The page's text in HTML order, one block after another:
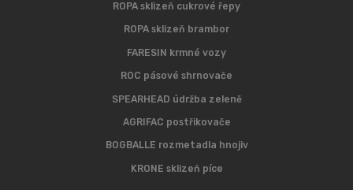
ROPA sklizeň cukrové řepy
ROPA sklizeň brambor
FARESIN krmné vozy
ROC pásové shrnovače
SPEARHEAD údržba zeleně
AGRIFAC postřikovače
BOGBALLE rozmetadla hnojiv
KRONE sklizeň píce